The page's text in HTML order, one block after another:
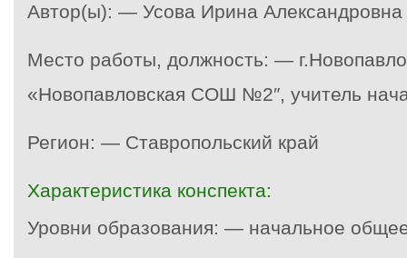
Автор(ы): — Усова Ирина Александровна
Место работы, должность: —
«Новопавловская СОШ №2″, учитель
Регион: — Ставропольский край
Характеристика конспекта:
Уровни образования: — начальное